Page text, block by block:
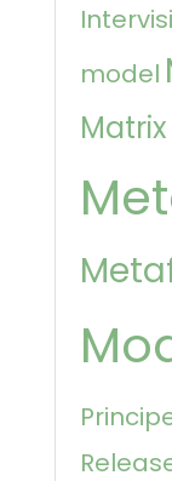
model
Matrix